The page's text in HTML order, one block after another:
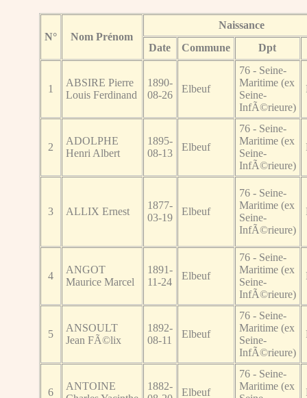
N° Nom Prénom
Naissance
Date
Commune Dpt
1
ABSIRE Pierre
Louis Ferdinand
1890-
08-26
Elbeuf
76 - Seine-
Maritime (ex
Seine-
InfÃ©rieure)
2
ADOLPHE
Henri Albert
1895-
08-13
Elbeuf
76 - Seine-
Maritime (ex
Seine-
InfÃ©rieure)
3 ALLIX Ernest
1877-
03-19
Elbeuf
76 - Seine-
Maritime (ex
Seine-
InfÃ©rieure)
4
ANGOT
Maurice Marcel
1891-
11-24
Elbeuf
76 - Seine-
Maritime (ex
Seine-
InfÃ©rieure)
5
ANSOULT
Jean FÃ©lix
1892-
08-11
Elbeuf
76 - Seine-
Maritime (ex
Seine-
InfÃ©rieure)
6
ANTOINE
1882-
Elbeuf
76 - Seine-
Maritime (ex